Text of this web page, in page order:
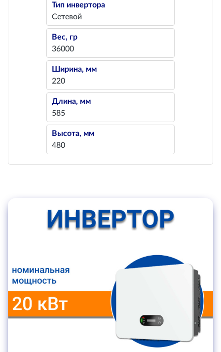
Тип инвертора
Сетевой
Вес, гр
36000
Ширина, мм
220
Длина, мм
585
Высота, мм
480